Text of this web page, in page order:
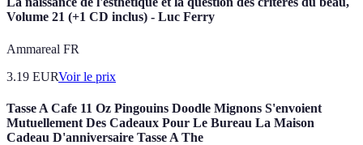
Volume 21 (+1 CD inclus) - Luc Ferry
Ammareal FR
3.19 EURVoir le prix
Tasse A Cafe 11 Oz Pingouins Doodle Mignons S'envoient
Mutuellement Des Cadeaux Pour Le Bureau La Maison
Cadeau D'anniversaire Tasse A The